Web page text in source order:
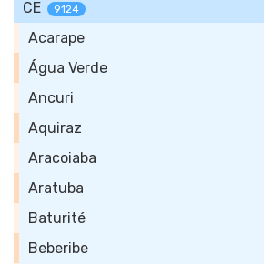
CE 9124
Acarape
Água Verde
Ancuri
Aquiraz
Aracoiaba
Aratuba
Baturité
Beberibe